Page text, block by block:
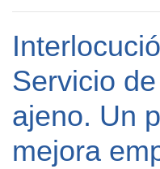
Servicio
ajeno. Un
mejora